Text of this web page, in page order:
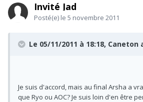
Invité Jad
Posté(e) le 5 novembre 2011
Le 05/11/2011 à 18:18, Caneton
Je suis d'accord, mais au final Arsha a
que Ryo ou AOC? Je suis loin d'en être